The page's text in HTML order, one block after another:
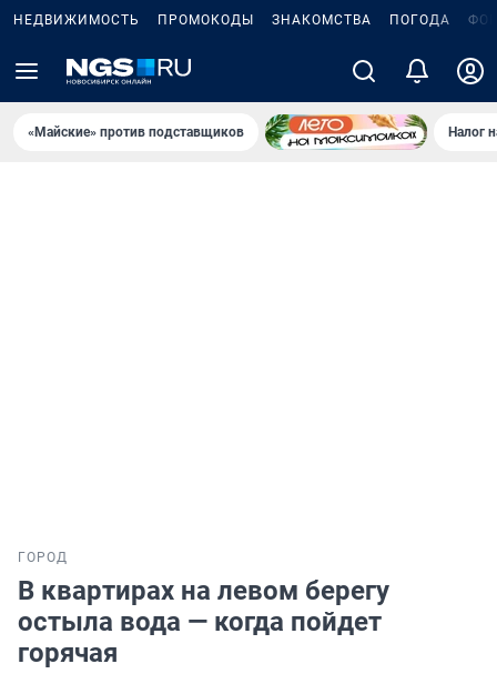
НЕДВИЖИМОСТЬ ПРОМОКОДЫ ЗНАКОМСТВА ПОГОДА
«Майские» против подставщиков Налог
ГОРОД
В квартирах на левом берегу
остыла вода — когда пойдет
горячая